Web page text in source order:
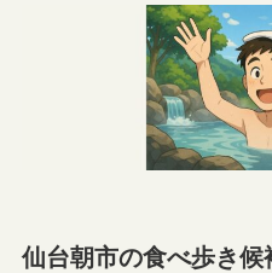
仙台朝市の食べ歩き候